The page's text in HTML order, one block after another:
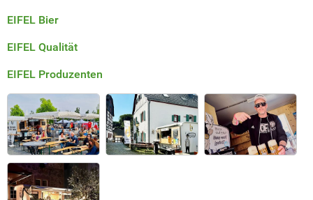
EIFEL Bier
EIFEL Qualität
EIFEL Produzenten